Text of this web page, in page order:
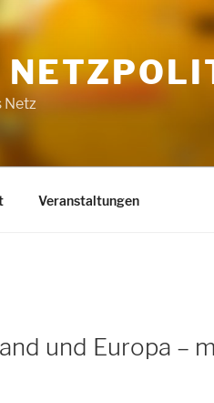
Netz
Veranstaltungen
und Europa –